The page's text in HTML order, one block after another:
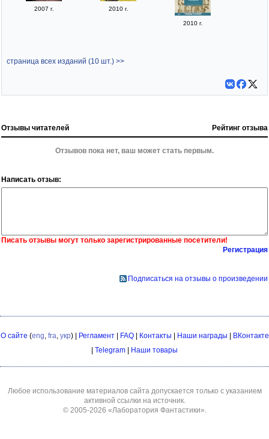
2007 г. 2010 г.
2010 г.
страница всех изданий (10 шт.) >>
Отзывы читателей Рейтинг отзыва
Отзывов пока нет, ваш может стать первым.
Написать отзыв:
Писать отзывы могут только зарегистрированные посетители!
Регистрация
Подписаться на отзывы о произведении
О сайте (eng fra укр) | Регламент| FAQ| Контакты | Наши награды | ВКонтакте
| Telegram | Наши товары
Любое использование материалов сайта допускается только с указанием
активной ссылки на источник.
© 2005-2026 «Лаборатория Фантастики»